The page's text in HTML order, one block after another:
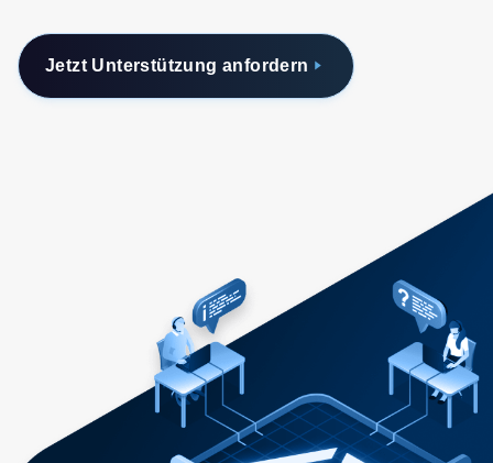
Jetzt Unterstützung anfordern